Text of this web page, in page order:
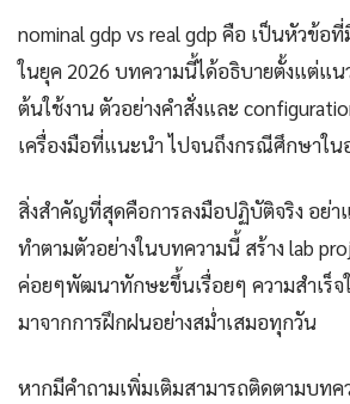
nominal gdp vs real gdp คือ เป็นหัวข้อ
ในยุค 2026 บทความนี้ได้อธิบายตั้งแต่แน
ต้นใช้งาน ตัวอย่างคำสั่งและ
เครื่องมือที่แนะนำ ไปจนถึงกรณีศึกษาใน
สิ่งสำคัญที่สุดคือการลงมือปฏิบัติจริง อย่
ทำตามตัวอย่างในบทความนี้ สร้าง lab
ค่อยๆพัฒนาทักษะขึ้นเรื่อยๆ ความสำเร็จ
มาจากการฝึกฝนอย่างสม่ำเสมอทุกวัน
หากมีคำถามเพิ่มเติมสามารถติดตามบท